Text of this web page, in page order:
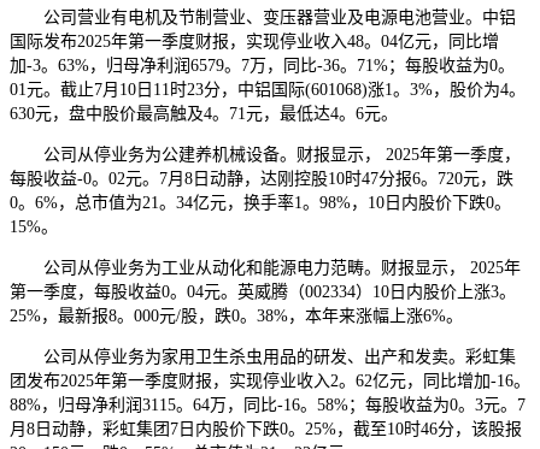
公司营业有电机及节制营业、变压器营业及电源电池营业。中铝
国际发布2025年第一季度财报，实现停业收入48。04亿元，同比增
加-3。63%，归母净利润6579。7万，同比-36。71%；每股收益为0。
01元。截止7月10日11时23分，中铝国际(601068)涨1。3%，股价为4。
630元，盘中股价最高触及4。71元，最低达4。6元。
公司从停业务为公建养机械设备。财报显示， 2025年第一季度，
每股收益-0。02元。7月8日动静，达刚控股10时47分报6。720元，跌
0。6%，总市值为21。34亿元，换手率1。98%，10日内股价下跌0。
15%。
公司从停业务为工业从动化和能源电力范畴。财报显示， 2025年
第一季度，每股收益0。04元。英威腾（002334）10日内股价上涨3。
25%，最新报8。000元/股，跌0。38%，本年来涨幅上涨6%。
公司从停业务为家用卫生杀虫用品的研发、出产和发卖。彩虹集
团发布2025年第一季度财报，实现停业收入2。62亿元，同比增加-16。
88%，归母净利润3115。64万，同比-16。58%；每股收益为0。3元。7
月8日动静，彩虹集团7日内股价下跌0。25%，截至10时46分，该股报